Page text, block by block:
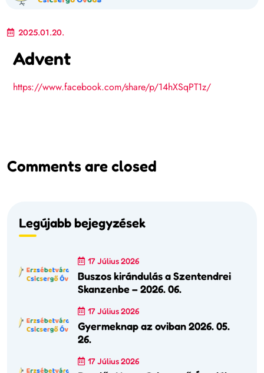
2025.01.20.
Advent
https://www.facebook.com/share/p/14hXSqPT1z/
Comments are closed
Legújabb bejegyzések
17 Július 2026
Buszos kirándulás a Szentendrei
Skanzenbe – 2026. 06.
17 Július 2026
Gyermeknap az oviban 2026. 05.
26.
17 Július 2026